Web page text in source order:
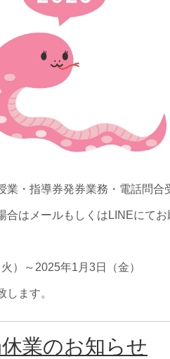
業・指導券発券業務・電話問合
合はメールもしくはLINEにてお
）～2025年1月3日（金）
します。
業のお知らせ